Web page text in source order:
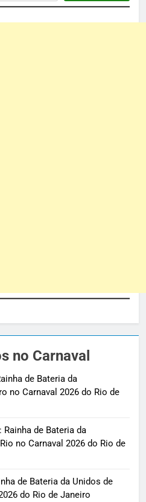
no Carnaval
de Bateria da
no Carnaval 2026 do Rio de
de Bateria da
no Carnaval 2026 do Rio de
de Bateria da Unidos de
do Rio de Janeiro